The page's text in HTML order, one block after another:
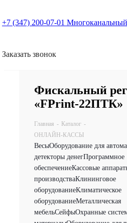
+7 (347) 200-07-01 Многоканальный
Заказать звонок
Фискальный
«FPrint-22ПТК»
Главная - Каталог -
ОНЛАЙН-КАССЫ
ВесыОборудование для
детекторы денегПрограммное
обеспечениеКассовые
производстваКлининговое
оборудованиеКлиматическое
оборудованиеМеталлическая
мебельСейфыОхранные